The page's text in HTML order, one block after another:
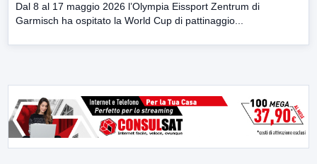
Dal 8 al 17 maggio 2026 l’Olympia Eissport Zentrum di
Garmisch ha ospitato la World Cup di pattinaggio...